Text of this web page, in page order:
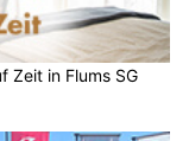
Zeit in Flums SG